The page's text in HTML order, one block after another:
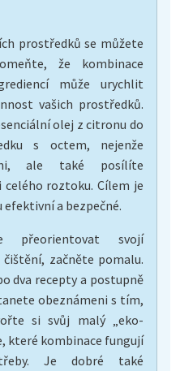
prostředků se můžete
že kombinace
může urychlit
vašich prostředků.
olej z citronu do
s octem, nejenže
ale také posílíte
roztoku. Cílem je
a bezpečné.
přeorientovat svojí
začněte pomalu.
dva recepty a postupně
obeznámeni s tím,
si svůj malý „eko-
které kombinace fungují
Je dobré také